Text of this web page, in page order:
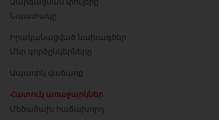
Նպատակը
Իրականացված նախագծեր
Մեր գործընկերները
Ապառիկ վաճառք
Հատուկ առաջարկներ
Մեծածախ հաճախորդ